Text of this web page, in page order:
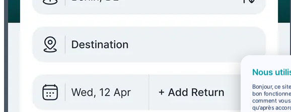
Nous
Bonjour, ce
bon
comment
qu'après